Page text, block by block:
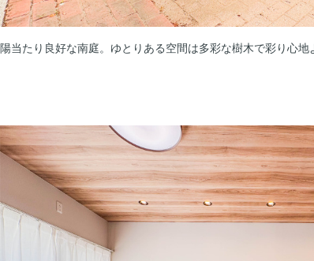
陽当たり良好な南庭。ゆとりある空間は多彩な樹木で彩り心地